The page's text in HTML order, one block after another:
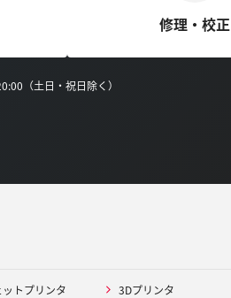
修理・校正
（土日・祝日除く）
トプリンタ
3Dプリンタ